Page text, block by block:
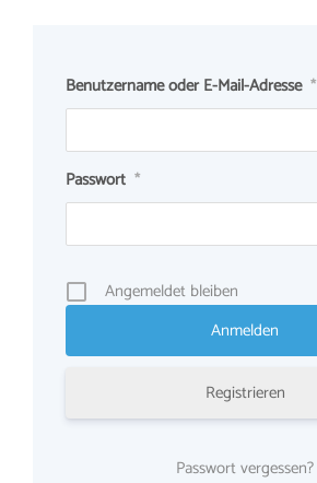
Benutzername oder E-Mail-Adresse *
Passwort *
Angemeldet bleiben
Registrieren
Passwort vergessen?